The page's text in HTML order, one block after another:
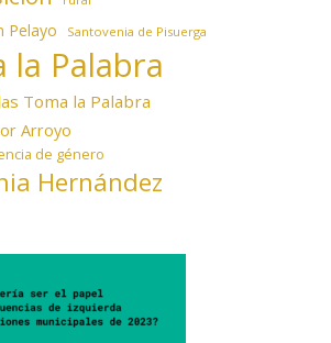
Pelayo Santovenia de Pisuerga
la Palabra
Toma la Palabra
Arroyo
de género
Hernández